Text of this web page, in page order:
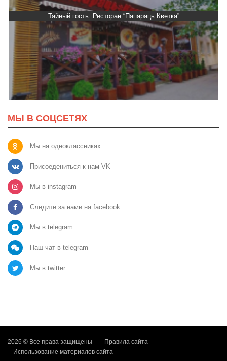
Тайный гость: Ресторан “Папараць Кветка”
МЫ В СОЦСЕТЯХ
Мы на одноклассниках
Присоедениться к нам VK
Мы в instagram
Следите за нами на facebook
Мы в telegram
Наш чат в telegram
Мы в twitter
2026 © Все права защищены
Правила сайта
Использование материалов сайта